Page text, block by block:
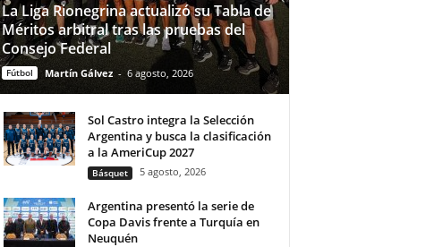
La Liga Rionegrina actualizó su Tabla de
Méritos arbitral tras las pruebas del
Consejo Federal
Fútbol Martín Gálvez - 6 agosto, 2026
Sol Castro integra la Selección
Argentina y busca la clasificación
a la AmeriCup 2027
Básquet 5 agosto, 2026
Argentina presentó la serie de
Copa Davis frente a Turquía en
Neuquén